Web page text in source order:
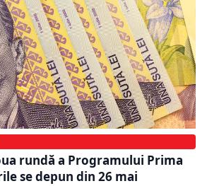
rundă a Programului Prima
se depun din 26 mai